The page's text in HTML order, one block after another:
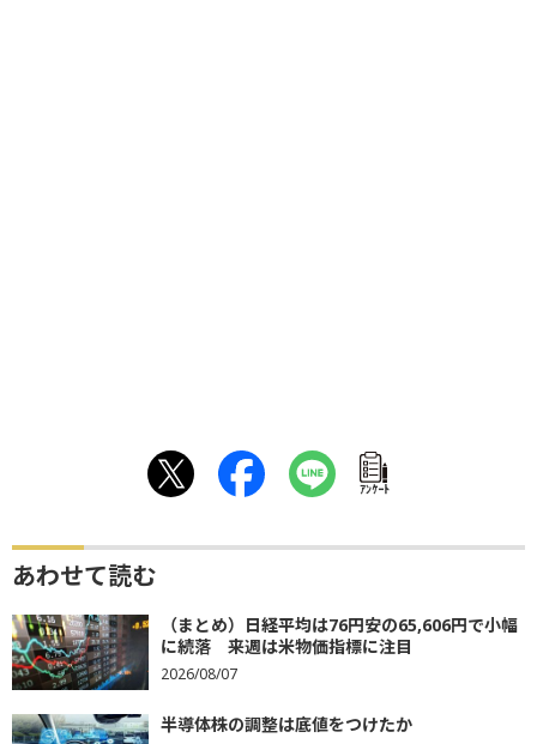
ｱﾝｹｰﾄ
あわせて読む
（まとめ）日経平均は76円安の65,606円で小幅
に続落 来週は米物価指標に注目
2026/08/07
半導体株の調整は底値をつけたか